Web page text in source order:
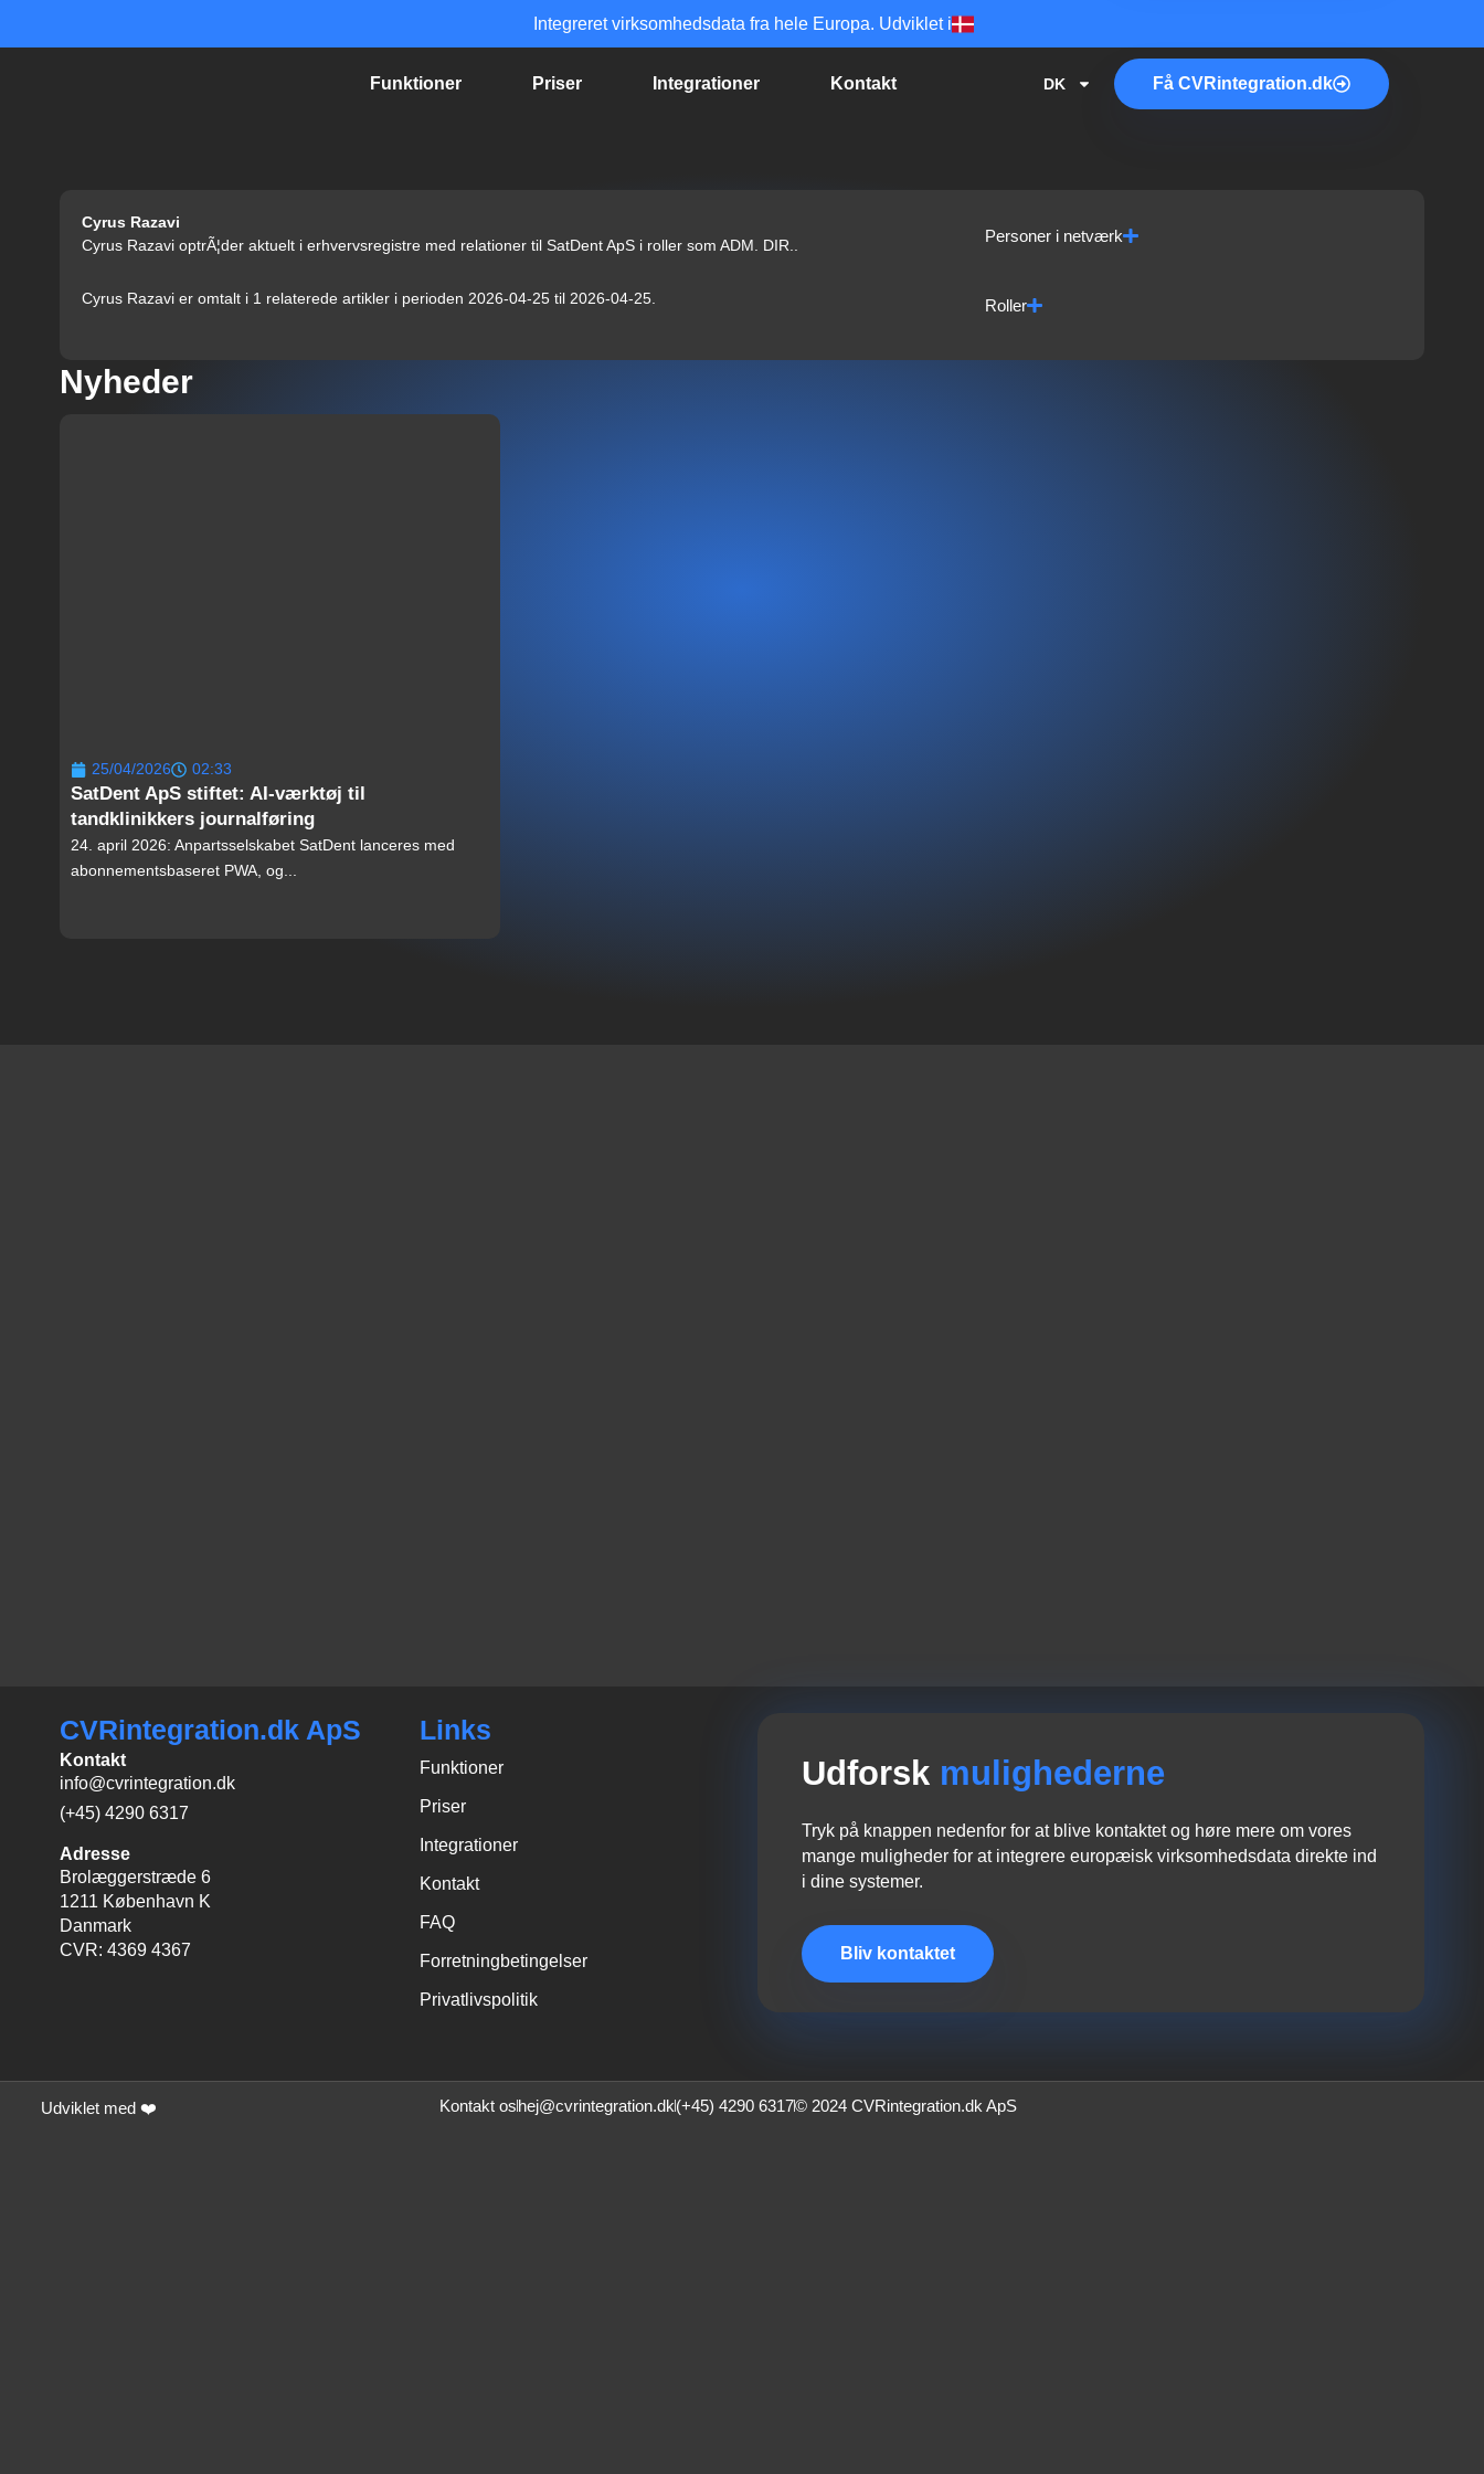
Integreret virksomhedsdata fra hele Europa. Udviklet i
Funktioner Priser Integrationer Kontakt DK FåCVRintegration.dk
Cyrus Razavi
Cyrus Razavi optrÃ¦der aktuelt i erhvervsregistre med relationer til SatDent ApS i roller som ADM. DIR..
Cyrus Razavi er omtalt i 1 relaterede artikler i perioden 2026-04-25 til 2026-04-25.
Personer i netværk
Roller
Nyheder
25/04/2026 02:33
SatDent ApS stiftet: AI-værktøj til
tandklinikkers journalføring
24. april 2026: Anpartsselskabet SatDent lanceres med
abonnementsbaseret PWA, og...
CVRintegration.dk ApS
Kontakt
info@cvrintegration.dk
(+45) 4290 6317
Adresse
Brolæggerstræde 6
1211 København K
Danmark
CVR: 4369 4367
Links
Funktioner
Priser
Integrationer
Kontakt
FAQ
Forretningbetingelser
Privatlivspolitik
Udforsk mulighederne
Tryk på knappen nedenfor for at blive kontaktet og høre mere om vores
mange muligheder for at integrere europæisk virksomhedsdata direkte ind
i dine systemer.
Bliv kontaktet
Udviklet med ❤️ Kontakt oshej@cvrintegration.dk(+45) 4290 6317© 2024 CVRintegration.dk ApS